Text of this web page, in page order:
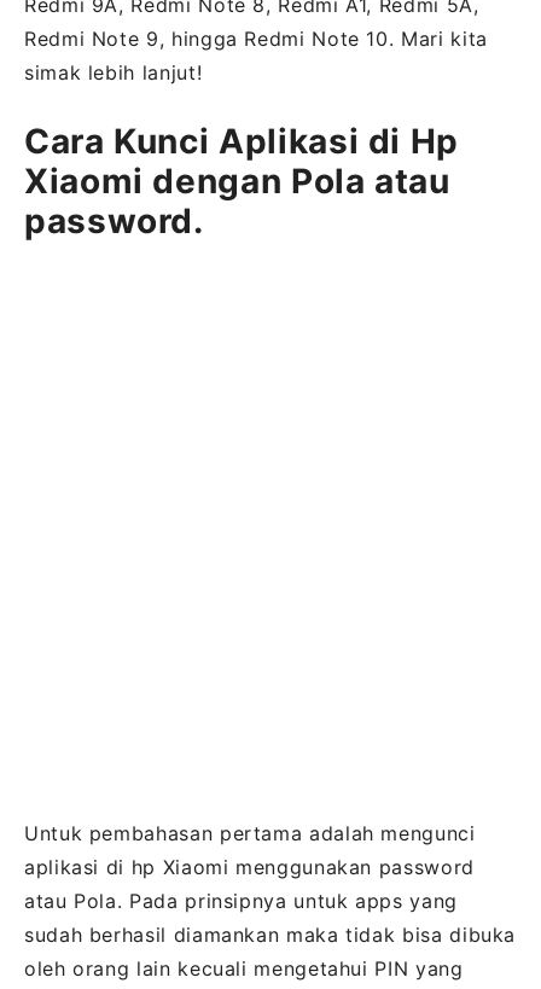
Redmi 9A, Redmi Note 8, Redmi A1, Redmi 5A,
Redmi Note 9, hingga Redmi Note 10. Mari kita
simak lebih lanjut!
Cara Kunci Aplikasi di Hp
Xiaomi dengan Pola atau
password.
Untuk pembahasan pertama adalah mengunci
aplikasi di hp Xiaomi menggunakan password
atau Pola. Pada prinsipnya untuk apps yang
sudah berhasil diamankan maka tidak bisa dibuka
oleh orang lain kecuali mengetahui PIN yang